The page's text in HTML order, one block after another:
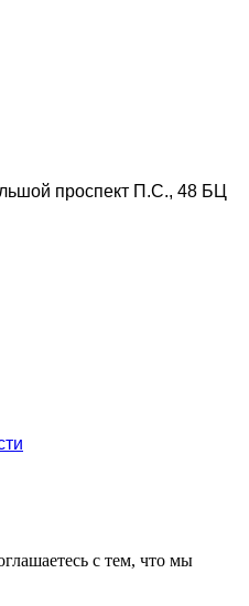
проспект П.С., 48 БЦ
с тем, что мы